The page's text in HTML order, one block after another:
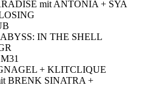
mit ANTONIA + SYA
IN THE SHELL
+ KLITCLIQUE
BRENK SINATRA +